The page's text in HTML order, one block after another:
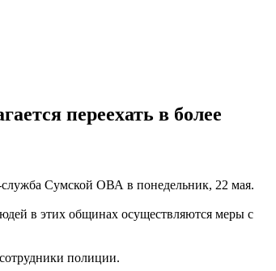
переехать в более
служба Сумской ОВА в понедельник, 22 мая.
в этих общинах осуществляются меры с
полиции.